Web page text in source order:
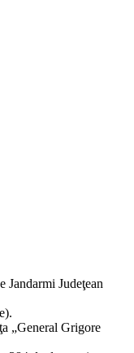
Jandarmi Judeţean
„General Grigore